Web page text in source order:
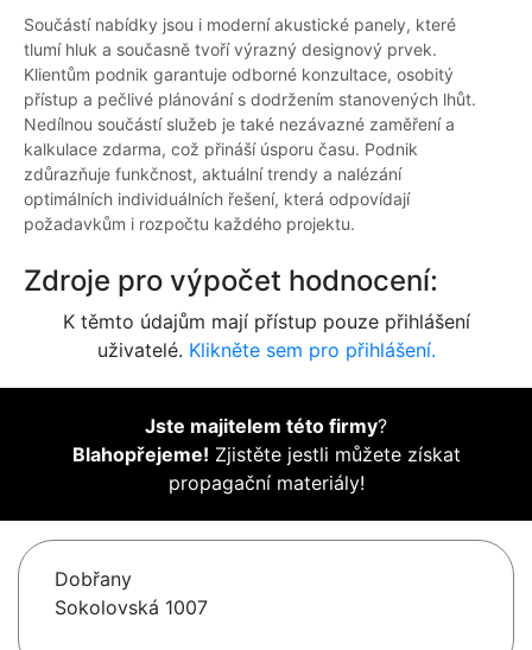
Součástí nabídky jsou i moderní akustické panely, které
tlumí hluk a současně tvoří výrazný designový prvek.
Klientům podnik garantuje odborné konzultace, osobitý
přístup a pečlivé plánování s dodržením stanovených lhůt.
Nedílnou součástí služeb je také nezávazné zaměření a
kalkulace zdarma, což přináší úsporu času. Podnik
zdůrazňuje funkčnost, aktuální trendy a nalézání
optimálních individuálních řešení, která odpovídají
požadavkům i rozpočtu každého projektu.
Zdroje pro výpočet hodnocení:
K těmto údajům mají přístup pouze přihlášení
uživatelé. Klikněte sem pro přihlášení.
Jste majitelem této firmy?
Blahopřejeme! Zjistěte jestli můžete získat
propagační materiály!
Dobřany
Sokolovská 1007